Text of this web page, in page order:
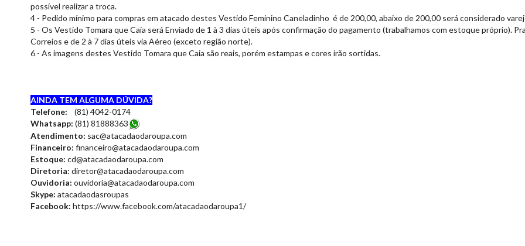
possível realizar a troca.
4 - Pedido mínimo para compras em atacado destes Vestido Feminino Caneladinho é de 200,00, abaixo de 200,00 será considerado
5 - Os Vestido Tomara que Caia será Enviado de 1 à 3 dias úteis após confirmação do pagamento (trabalhamos com estoque próprio).
Correios e de 2 à 7 dias úteis via Aéreo (exceto região norte).
6 - As imagens destes Vestido Tomara que Caia são reais, porém estampas e cores irão sortidas.
AINDA TEM ALGUMA DÚVIDA?
Telefone: (81) 4042-0174
Whatsapp: (81) 81888363
Atendimento: sac@atacadaodaroupa.com
Financeiro: financeiro@atacadaodaroupa.com
Estoque: cd@atacadaodaroupa.com
Diretoria: diretor@atacadaodaroupa.com
Ouvidoria: ouvidoria@atacadaodaroupa.com
Skype: atacadaodasroupas
Facebook: https://www.facebook.com/atacadaodaroupa1/